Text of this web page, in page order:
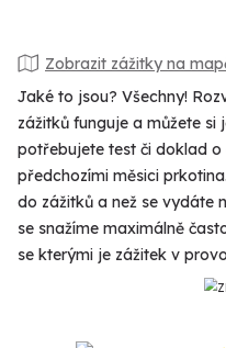
Zobrazit zážitky na
Jaké to jsou? Všechny!
zážitků funguje a můžete si
potřebujete test či doklad
předchozími měsici
do zážitků a než se vydáte
se snažíme maximálně
se kterými je zážitek v